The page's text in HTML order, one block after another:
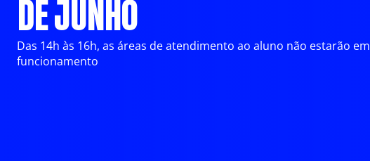
DE JUNHO
Das 14h às 16h, as áreas de atendimento ao aluno não estarão em
funcionamento